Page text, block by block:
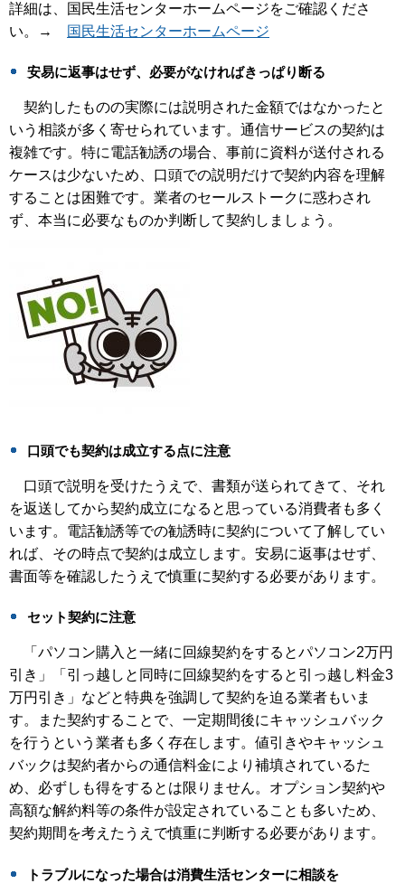
詳細は、国民生活センターホームページをご確認くださ
い。→
国民生活センターホームページ
安易に返事はせず、必要がなければきっぱり断る
契約したものの実際には説明された金額ではなかったと
いう相談が多く寄せられています。通信サービスの契約は
複雑です。特に電話勧誘の場合、事前に資料が送付される
ケースは少ないため、口頭での説明だけで契約内容を理解
することは困難です。業者のセールストークに惑わされ
ず、本当に必要なものか判断して契約しましょう。
口頭でも契約は成立する点に注意
口頭で説明を受けたうえで、書類が送られてきて、それ
を返送してから契約成立になると思っている消費者も多く
います。電話勧誘等での勧誘時に契約について了解してい
れば、その時点で契約は成立します。安易に返事はせず、
書面等を確認したうえで慎重に契約する必要があります。
セット契約に注意
「パソコン購入と一緒に回線契約をするとパソコン2万円
引き」「引っ越しと同時に回線契約をすると引っ越し料金3
万円引き」などと特典を強調して契約を迫る業者もいま
す。また契約することで、一定期間後にキャッシュバック
を行うという業者も多く存在します。値引きやキャッシュ
バックは契約者からの通信料金により補填されているた
め、必ずしも得をするとは限りません。オプション契約や
高額な解約料等の条件が設定されていることも多いため、
契約期間を考えたうえで慎重に判断する必要があります。
トラブルになった場合は消費生活センターに相談を